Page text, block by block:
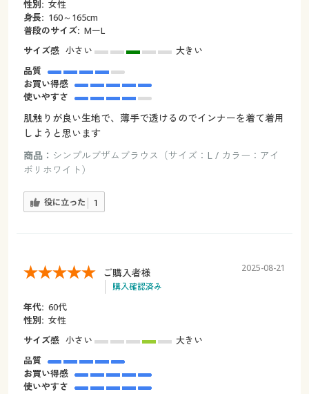
性別: 女性
身長: 160～165cm
普段のサイズ: MーL
サイズ感 小さい
大きい
品質
お買い得感
使いやすさ
肌触りが良い生地で、薄手で透けるのでインナーを着て着用
しようと思います
商品： シンプルブザムブラウス（サイズ：L / カラー：アイ
ボリホワイト）
役に立った 1
ご購入者様
購入確認済み
2025-08-21
年代: 60代
性別: 女性
サイズ感 小さい
大きい
品質
お買い得感
使いやすさ